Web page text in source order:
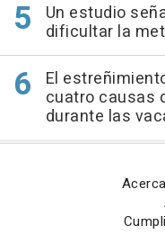
Un estudio
dificultar la
El
cuatro causas
durante las